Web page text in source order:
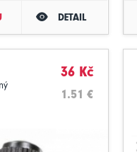
DETAIL
36 Kč
1.51 €